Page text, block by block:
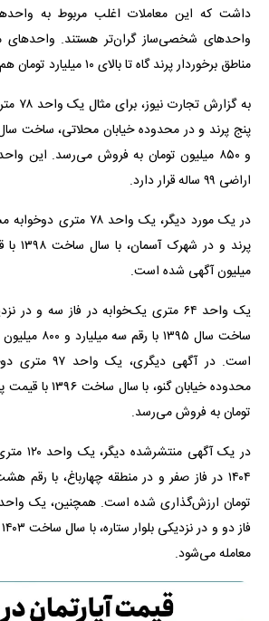
داشت که این معاملات اغلب مربوط به
واحدهای شخصی‌ساز گران‌تر هستند.
مناطق برخوردار پرند گاه تا بالای ۱۰ میلیارد تومان هم قیمت‌گذاری شده‌اند.
به
و ۸۵۰ میلیون تومان به فروش می‌رسد. این
اراضی ۹۹ ساله قرار دارد.
میلیون آگهی شده است.
یک واحد ۶۴ متری یک‌خوابه در فاز سه و
ساخت سال ۱۳۹۵
است. در آگهی
تومان به فروش می‌رسد.
در یک
معامله می‌شود.